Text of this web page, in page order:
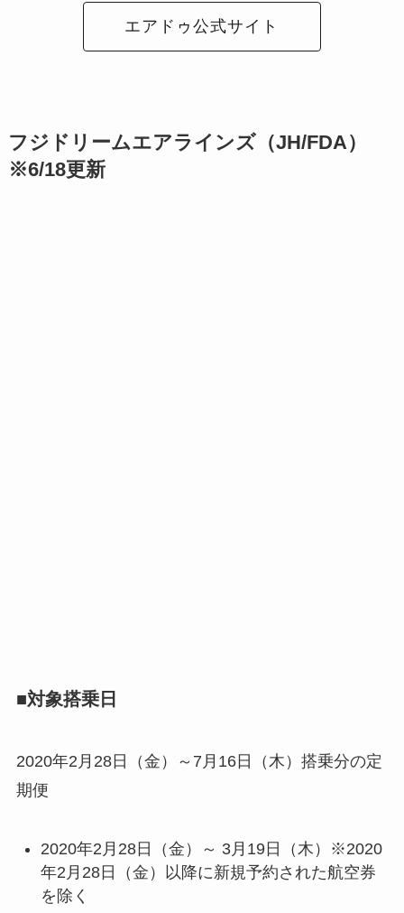
エアドゥ公式サイト
フジドリームエアラインズ（JH/FDA）
※6/18更新
■対象搭乗日
2020年2月28日（金）～7月16日（木）搭乗分の定
期便
2020年2月28日（金）～ 3月19日（木）※2020
年2月28日（金）以降に新規予約された航空券
を除く